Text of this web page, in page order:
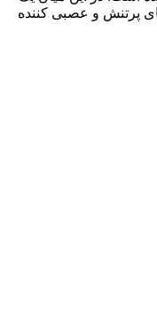
پرتنش و عصبی کننده